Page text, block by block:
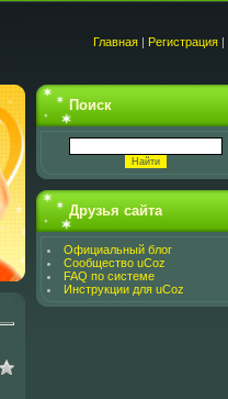
Главная | Регистрация |
Поиск
Друзья сайта
Официальный блог
Сообщество uCoz
FAQ по системе
Инструкции для uCoz